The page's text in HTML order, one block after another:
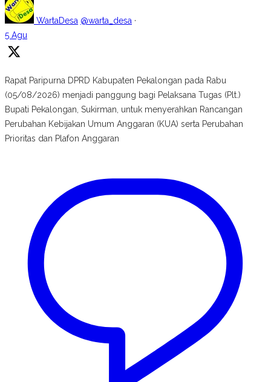
WartaDesa @warta_desa ·
5 Agu
Rapat Paripurna DPRD Kabupaten Pekalongan pada Rabu
(05/08/2026) menjadi panggung bagi Pelaksana Tugas (Plt.)
Bupati Pekalongan, Sukirman, untuk menyerahkan Rancangan
Perubahan Kebijakan Umum Anggaran (KUA) serta Perubahan
Prioritas dan Plafon Anggaran